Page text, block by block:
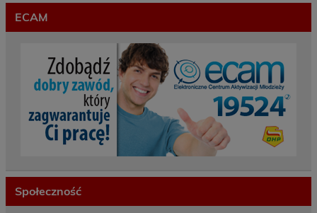
ECAM
Społeczność